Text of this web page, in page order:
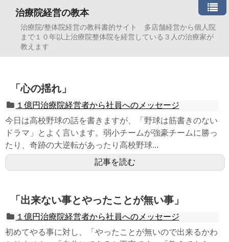
治療院経営の教本
治療院/整体院経営の教科書的サイト 多店舗経営から個人院
まで１０年以上治療院整体院を経営している３人の治療家が
教えます
「心の揺れ」
１億円治療院経営者から社員へのメッセージ
今日は高校野球の話を書きますが、「野球は筋書きのない
ドラマ」とよく言います。弱小チームが強豪チームに勝っ
たり、奇跡の大逆転があったり高校野球...
記事を読む
「出来ない事とやったことが無い事」
１億円治療院経営者から社員へのメッセージ
初めてやる事に対し、「やったことが無いので出来るかわ